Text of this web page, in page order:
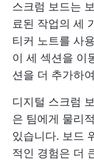
스크럼 보드는
료된 작업의 세
티커 노트를 사
이 세 섹션을 이
션을 더 추가하
디지털 스크럼
은 팀에게 물리
있습니다. 보드
적인 경험은 더